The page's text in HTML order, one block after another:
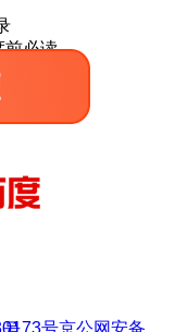
前必读
号